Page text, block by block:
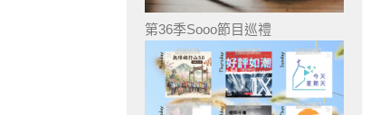
第36季Sooo節目巡禮